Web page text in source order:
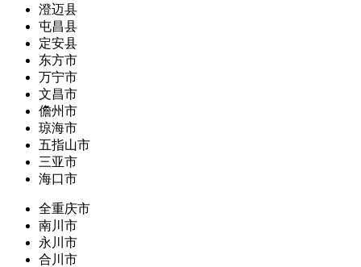
澄迈县
屯昌县
定安县
东方市
万宁市
文昌市
儋州市
琼海市
五指山市
三亚市
海口市
全重庆市
南川市
永川市
合川市